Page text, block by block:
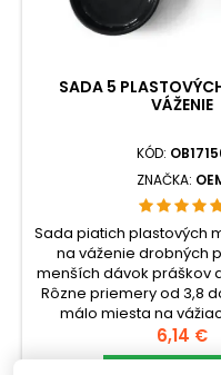
SADA 5
VÁŽENIE
KÓD:
ZNAČKA:
Sada piatich plastových
na váženie drobných
menších dávok práškov
Rôzne priemery od 3,8
málo miesta na
umožnia zvoliť misku
materiálu, aby sa
Cena
6,14 €